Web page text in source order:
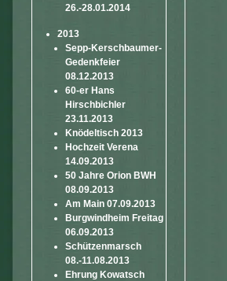
26.-28.01.2014
2013
Sepp-Kerschbaumer-
Gedenkfeier
08.12.2013
60-er Hans
Hirschbichler
23.11.2013
Knödeltisch 2013
Hochzeit Verena
14.09.2013
50 Jahre Orion BWH
08.09.2013
Am Main 07.09.2013
Burgwindheim Freitag
06.09.2013
Schützenmarsch
08.-11.08.2013
Ehrung Kowatsch